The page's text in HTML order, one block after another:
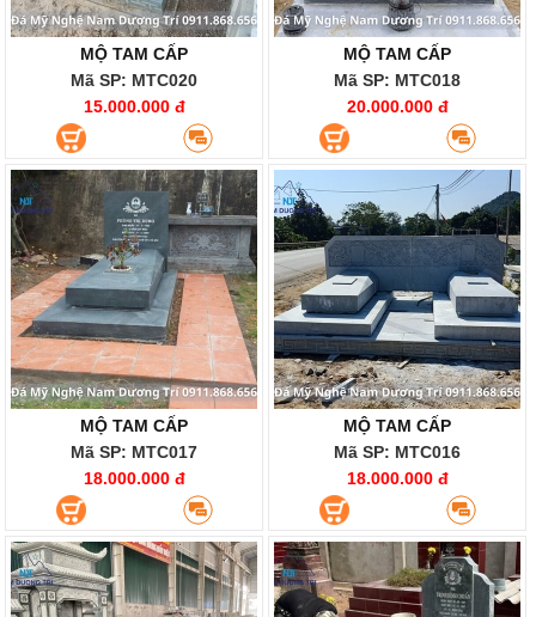
MỘ TAM CẤP
Mã SP: MTC020
15.000.000 đ
MỘ TAM CẤP
Mã SP: MTC018
20.000.000 đ
MỘ TAM CẤP
Mã SP: MTC017
18.000.000 đ
MỘ TAM CẤP
Mã SP: MTC016
18.000.000 đ